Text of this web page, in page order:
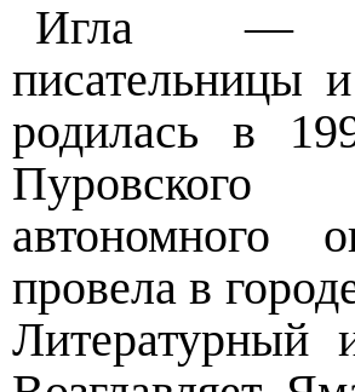
Игла—
писательницы
родилась в
Пуровского
автономного
провела в
Литературный